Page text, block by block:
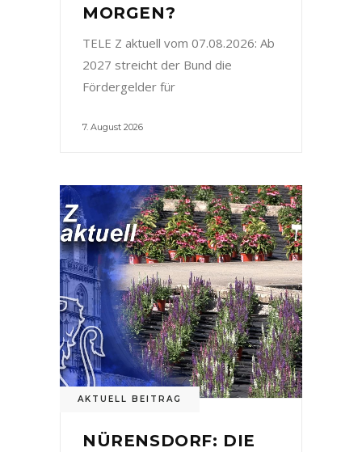
MORGEN?
TELE Z aktuell vom 07.08.2026: Ab
2027 streicht der Bund die
Fördergelder für
7. August 2026
AKTUELL BEITRAG
NÜRENSDORF: DIE